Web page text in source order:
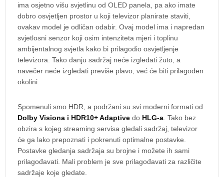
ima osjetno višu svjetlinu od OLED panela, pa ako imate
dobro osvjetljen prostor u koji televizor planirate staviti,
ovakav model je odličan odabir. Ovaj model ima i napredan
svjetlosni senzor koji osim intenziteta mjeri i toplinu
ambijentalnog svjetla kako bi prilagodio osvjetljenje
televizora. Tako danju sadržaj neće izgledati žuto, a
navečer neće izgledati previše plavo, već će biti prilagođen
okolini.
Spomenuli smo HDR, a podržani su svi moderni formati od
Dolby Visiona i HDR10+ Adaptive do HLG-a . Tako bez
obzira s kojeg streaming servisa gledali sadržaj, televizor
će ga lako prepoznati i pokrenuti optimalne postavke.
Postavke gledanja sadržaja su brojne i možete ih sami
prilagođavati. Mali problem je sve prilagođavati za različite
sadržaje koje gledate.